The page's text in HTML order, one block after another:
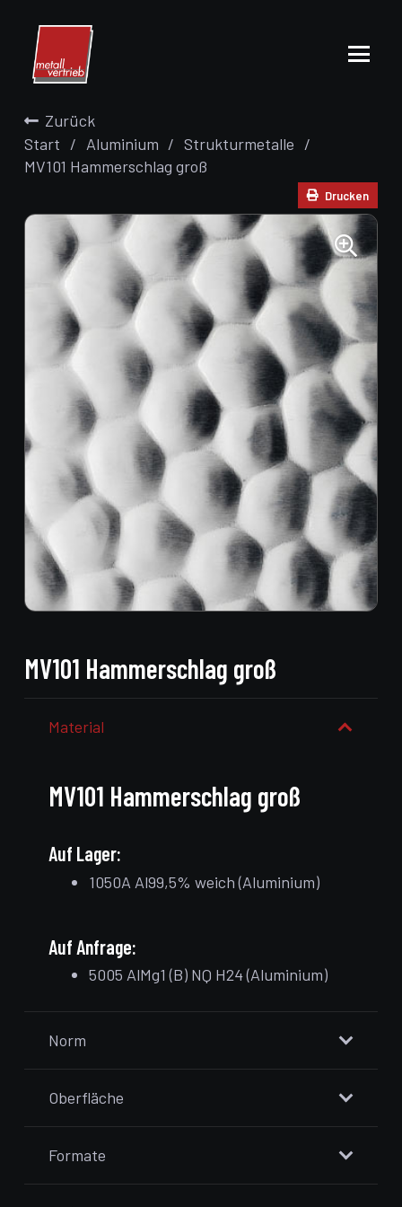
Zurück
Start / Aluminium / Strukturmetalle /
MV101 Hammerschlag groß
Drucken
MV101 Hammerschlag groß
Material
MV101 Hammerschlag groß
Auf Lager:
1050A Al99,5% weich (Aluminium)
Auf Anfrage:
5005 AlMg1 (B) NQ H24 (Aluminium)
Norm
Oberfläche
Formate